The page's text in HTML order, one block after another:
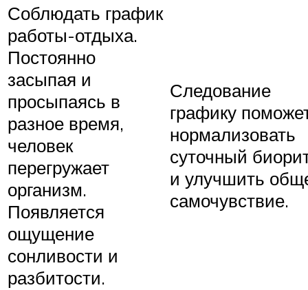
Соблюдать график
работы-отдыха.
Постоянно
засыпая и
просыпаясь в
разное время,
человек
перегружает
организм.
Появляется
ощущение
сонливости и
разбитости.
Следование
графику
нормализовать
суточный
и улучшить
самочувствие.